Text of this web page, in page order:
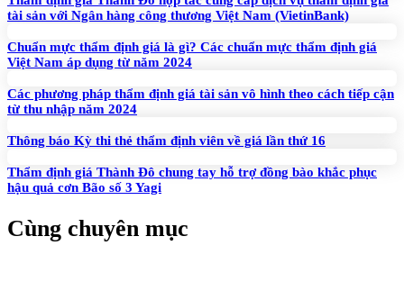
tài sản với Ngân hàng công thương Việt Nam (VietinBank)
Chuẩn mực thẩm định giá là gì? Các chuẩn mực thẩm định giá
Việt Nam áp dụng từ năm 2024
Các phương pháp thẩm định giá tài sản vô hình theo cách tiếp cận
từ thu nhập năm 2024
Thông báo Kỳ thi thẻ thẩm định viên về giá lần thứ 16
Thẩm định giá Thành Đô chung tay hỗ trợ đồng bào khắc phục
hậu quả cơn Bão số 3 Yagi
Cùng chuyên mục